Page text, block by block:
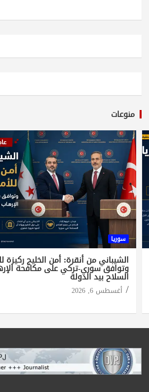
منوعات
سوريا
الشيباني من أنقرة: أمن الخليج ركيزة
وتوافق سوري-تركي على مكافحة
السلاح بيد الدولة
أغسطس 6, 2026